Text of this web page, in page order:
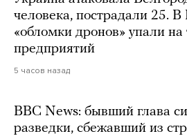
человека, пострадали 25. В
«обломки дронов» упали
предприятий
5 часов назад
BBC News: бывший глава
разведки, сбежавший из